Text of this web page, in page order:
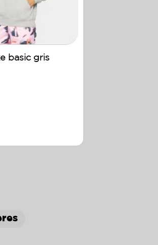
basic gris